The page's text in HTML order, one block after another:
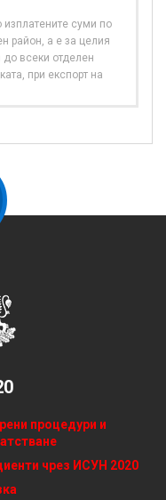
суми по
район, а е за целия
всеки отделен
при експорт на
процедури и
чрез ИСУН 2020